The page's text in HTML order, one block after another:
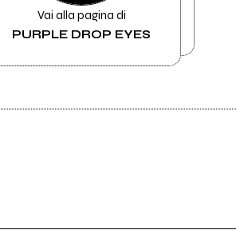
Vai alla pagina di
PURPLE DROP EYES